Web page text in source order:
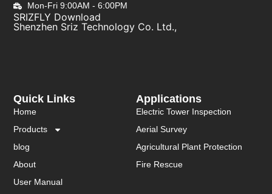
Applications
Electric Tower Inspection
Aerial Survey
Agricultural Plant Protection
Fire Rescue
Quick Links
Home
Products
blog
About
User Manual
Mon-Fri 9:00AM - 6:00PM
SRIZFLY Download
Shenzhen Sriz Technology Co. Ltd.,